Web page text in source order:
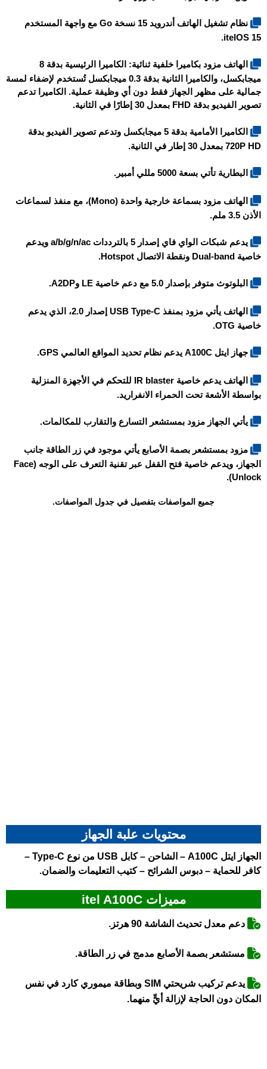
نظام تشغيل الهاتف أندرويد 15 نسخة Go مع واجهة المستخدم
itelOS 15.
الهاتف مزود بكاميرا خلفية ثنائية: الكاميرا الرئيسية بدقة 8
ميجابكسل، والكاميرا الثانية بدقة 0.3 ميجابكسل تُستخدم لإضفاء لمسة
جمالية على مظهر الجهاز فقط دون أي وظيفة عملية. الكاميرا تدعم
تصوير الفيديو بدقة FHD بمعدل 30 إطارًا في الثانية.
الكاميرا الأمامية بدقة 5 ميجابكسل وتدعم تصوير الفيديو بدقة
720P HD بمعدل 30 إطار في الثانية.
البطارية تأتي بسعة 5000 مللي أمبير.
الهاتف مزود بسماعة خارجية واحدة (Mono)، مع منفذ لسماعات
الأذن 3.5 ملم.
يدعم شبكات الواي فاي إصدار 5 بالترددات a/b/g/n/ac ويدعم
خاصية Dual-band ونقطة الاتصال Hotspot.
البلوتوث متوفر بإصدار 5.0 مع دعم خاصية LE وA2DP.
الهاتف يأتي مزود بمنفذ USB Type-C إصدار 2.0، الذي يدعم
خاصية OTG.
جهاز ايتل A100C يدعم نظام تحديد المواقع العالمي GPS.
الهاتف يدعم خاصية IR blaster للتحكم في الأجهزة المنزلية
بواسطة الأشعة تحت الحمراء الانفراريد.
يأتي الجهاز مزود بمستشعر التسارع والتقارب للمكالمات.
مزود بمستشعر بصمة الأصابع يأتي موجود في زر الطاقة جانب
الجهاز، ويدعم خاصية فتح القفل عبر تقنية التعرف على الوجه (Face
Unlock).
جميع المواصفات بتفصيل في جدول المواصفات.
محتويات علبة الجهاز
الجهاز ايتل A100C
– الشاحن – كابل USB من نوع Type-C –
كافر للحماية – دبوس الشرائح – كتيب التعليمات والضمان.
مميزات itel A100C
دعم معدل تحديث الشاشة 90 هرتز.
مستشعر بصمة الأصابع مدمج في زر الطاقة.
يدعم تركيب شريحتي SIM وبطاقة ميموري كارد في نفس
المكان دون الحاجة لإزالة أيٍّ منهما.